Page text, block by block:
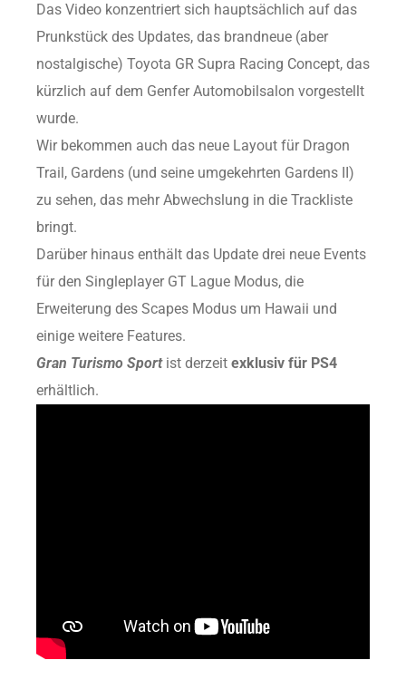
Das Video konzentriert sich hauptsächlich auf das
Prunkstück des Updates, das brandneue (aber
nostalgische) Toyota GR Supra Racing Concept, das
kürzlich auf dem Genfer Automobilsalon vorgestellt
wurde.
Wir bekommen auch das neue Layout für Dragon
Trail, Gardens (und seine umgekehrten Gardens II)
zu sehen, das mehr Abwechslung in die Trackliste
bringt.
Darüber hinaus enthält das Update drei neue Events
für den Singleplayer GT Lague Modus, die
Erweiterung des Scapes Modus um Hawaii und
einige weitere Features.
Gran Turismo Sportist derzeit exklusiv für PS4
erhältlich.